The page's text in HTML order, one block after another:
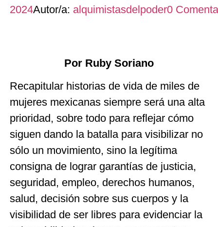
2024Autor/a: alquimistasdelpoder0
Por Ruby Soriano
Recapitular historias de vida de miles de
mujeres mexicanas siempre será una alta
prioridad, sobre todo para reflejar cómo
siguen dando la batalla para visibilizar no
sólo un movimiento, sino la legítima
consigna de lograr garantías de justicia,
seguridad, empleo, derechos humanos,
salud, decisión sobre sus cuerpos y la
visibilidad de ser libres para evidenciar la